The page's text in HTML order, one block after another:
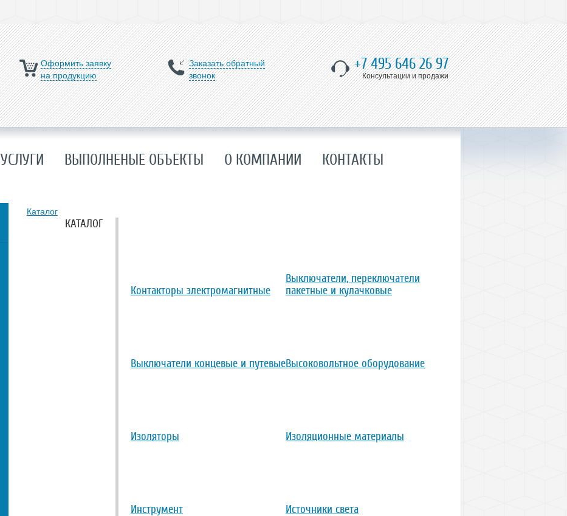
Оформить заявку
на продукцию
Заказать обратный
звонок
+7 495 646 26 97
Консультации и продажи
УСЛУГИ ВЫПОЛНЕНЫЕ ОБЪЕКТЫ О КОМПАНИИ КОНТАКТЫ
Каталог
КАТАЛОГ
Контакторы электромагнитные
Выключатели, переключатели
пакетные и кулачковые
Выключатели концевые и путевыеВысоковольтное оборудование
Изоляторы Изоляционные материалы
Инструмент Источники света